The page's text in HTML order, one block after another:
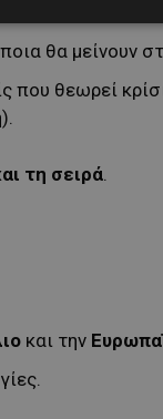
θα μείνουν
θεωρεί
τη σειρά.
και την